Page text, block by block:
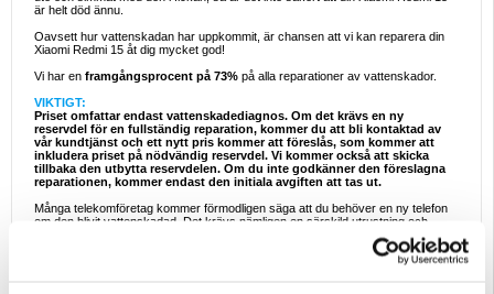
är helt död ännu.
Oavsett hur vattenskadan har uppkommit, är chansen att vi kan reparera din
Xiaomi Redmi 15 åt dig mycket god!
Vi har en framgångsprocent på 73% på alla reparationer av vattenskador.
VIKTIGT:
Priset omfattar endast vattenskadediagnos. Om det krävs en ny
reservdel för en fullständig reparation, kommer du att bli kontaktad av
vår kundtjänst och ett nytt pris kommer att föreslås, som kommer att
inkludera priset på nödvändig reservdel. Vi kommer också att skicka
tillbaka den utbytta reservdelen. Om du inte godkänner den föreslagna
reparationen, kommer endast den initiala avgiften att tas ut.
Många telekomföretag kommer förmodligen säga att du behöver en ny telefon
om den blivit vattenskadad. Det krävs nämligen en särskild utrustning och
duktiga tekniker, för att göra en lyckad reparation av vattenskador.
Våra duktiga tekniker har många års erfarenhet av reparationer och använder